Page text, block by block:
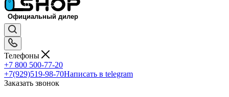
Телефоны
+7 800 500-77-20
+7(929)519-98-70Написать в telegram
Заказать звонок